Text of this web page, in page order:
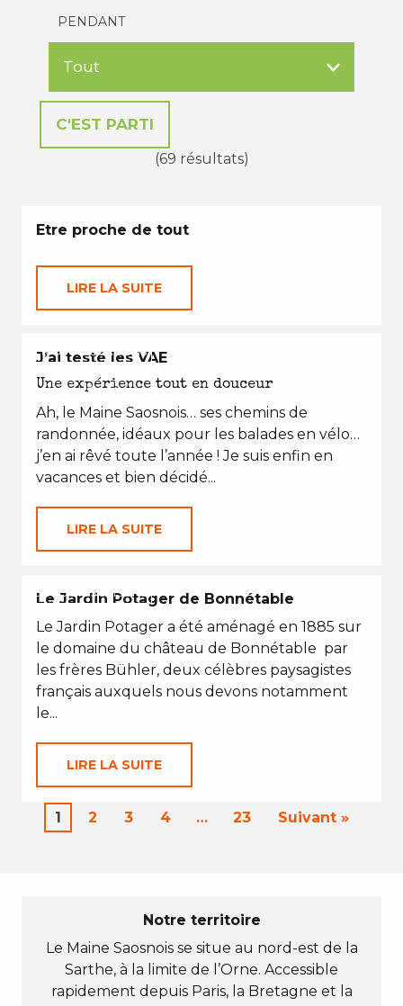
PENDANT
(69 résultats)
Etre proche de tout
LIRE LA SUITE
EN TOUTES SAISONS
J’ai testé les VAE
Une expérience tout en douceur
Ah, le Maine Saosnois… ses chemins de
randonnée, idéaux pour les balades en vélo…
j’en ai rêvé toute l’année ! Je suis enfin en
vacances et bien décidé...
LIRE LA SUITE
EN TOUTES SAISONS
Le Jardin Potager de Bonnétable
Le Jardin Potager a été aménagé en 1885 sur
le domaine du château de Bonnétable par
les frères Bühler, deux célèbres paysagistes
français auxquels nous devons notamment
le...
LIRE LA SUITE
1 2 3 4 … 23 Suivant »
Notre territoire
Le Maine Saosnois se situe au nord-est de la
Sarthe, à la limite de l’Orne. Accessible
rapidement depuis Paris, la Bretagne et la